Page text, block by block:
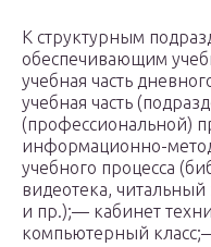
К структурным
обеспечивающим
учебная часть
учебная часть
(профессиональной)
информационно-
учебного процесса
видеотека,
и пр.);— кабинет
компьютерный